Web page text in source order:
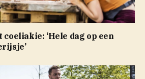
‘Hele dag op een